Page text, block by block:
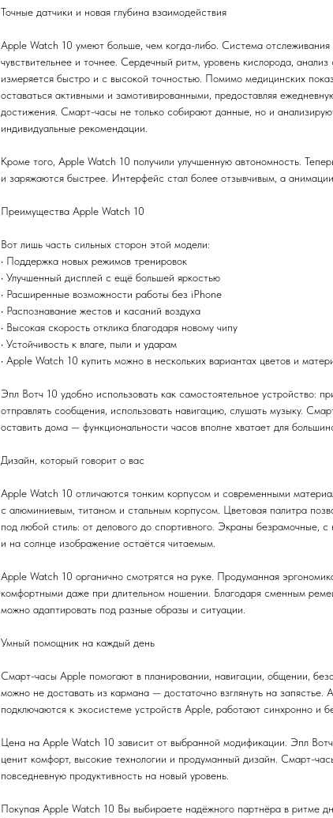
Точные датчики и новая глубина взаимодействия
Apple Watch 10 умеют больше, чем когда-либо. Система отслеживания
чувствительнее и точнее. Сердечный ритм, уровень кислорода,
измеряется быстро и с высокой точностью. Помимо медицинских
оставаться активными и замотивированными, предоставляя
достижения. Смарт-часы не только собирают данные, но и
индивидуальные рекомендации.
Кроме того, Apple Watch 10 получили улучшенную автономность.
и заряжаются быстрее. Интерфейс стал более отзывчивым, а
Преимущества Apple Watch 10
Вот лишь часть сильных сторон этой модели:
• Поддержка новых режимов тренировок
• Улучшенный дисплей с ещё большей яркостью
• Расширенные возможности работы без iPhone
• Распознавание жестов и касаний воздуха
• Высокая скорость отклика благодаря новому чипу
• Устойчивость к влаге, пыли и ударам
• Apple Watch 10 купить можно в нескольких вариантах цветов и
Эпл Вотч 10 удобно использовать как самостоятельное устройство:
отправлять сообщения, использовать навигацию, слушать музыку.
оставить дома — функциональности часов вполне хватает для
Дизайн, который говорит о вас
Apple Watch 10 отличаются тонким корпусом и современными
с алюминиевым, титаном и стальным корпусом. Цветовая палитра
под любой стиль: от делового до спортивного. Экраны безрамочные,
и на солнце изображение остаётся читаемым.
Apple Watch 10 органично смотрятся на руке. Продуманная
комфортными даже при длительном ношении. Благодаря сменным
можно адаптировать под разные образы и ситуации.
Умный помощник на каждый день
Смарт-часы Apple помогают в планировании, навигации, общении,
можно не доставать из кармана — достаточно взглянуть на запястье.
подключаются к экосистеме устройств Apple, работают синхронно и
Цена на Apple Watch 10 зависит от выбранной модификации. Эпл
ценит комфорт, высокие технологии и продуманный дизайн. Смарт-
повседневную продуктивность на новый уровень.
Покупая Apple Watch 10 Вы выбираете надёжного партнёра в ритме